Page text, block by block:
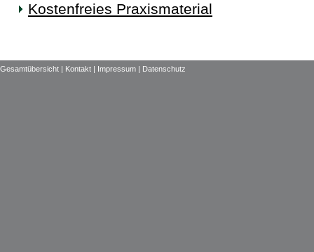
Kostenfreies Praxismaterial
Gesamtübersicht | Kontakt | Impressum | Datenschutz